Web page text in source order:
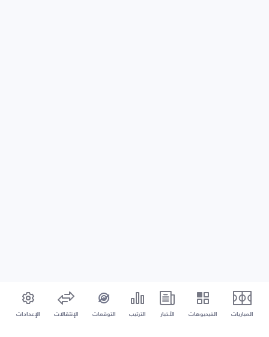
المباريات الفيديوهات الأخبار الترتيب التوقعات الإنتقالات الإعدادات